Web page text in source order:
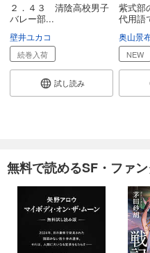
２．４３ 清陰高校男子
バレー部...
壁井ユカコ
続巻入荷
試し読み
紫式
代用語
奥山景
NEW
無料で読めるSF・ファ